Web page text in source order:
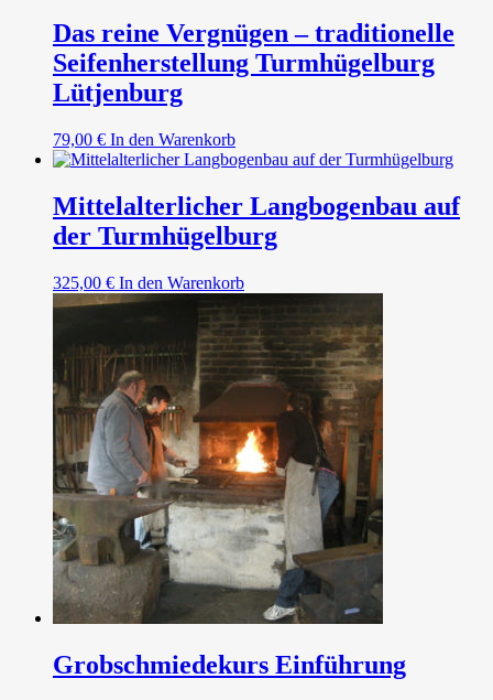
Das reine Vergnügen – traditionelle
Seifenherstellung Turmhügelburg
Lütjenburg
79,00 € In den Warenkorb
Mittelalterlicher Langbogenbau auf
der Turmhügelburg
325,00 € In den Warenkorb
Grobschmiedekurs Einführung